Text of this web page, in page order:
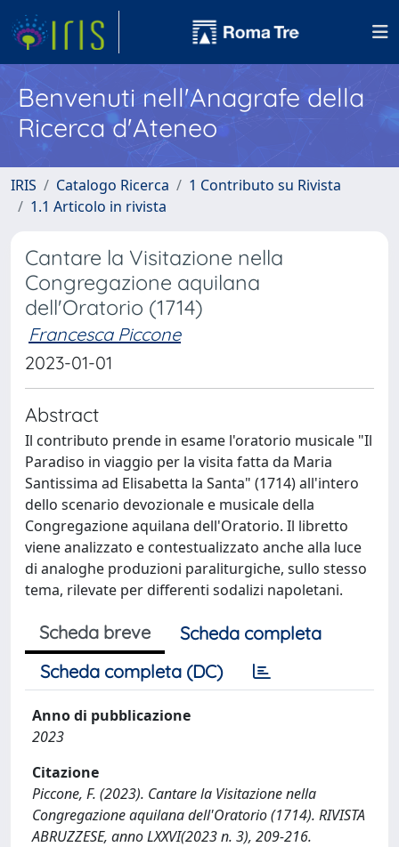
Benvenuti nell'Anagrafe della
Ricerca d'Ateneo
IRIS Catalogo Ricerca
1 Contributo su Rivista
1.1 Articolo in rivista
Cantare la Visitazione nella
Congregazione aquilana
dell'Oratorio (1714)
Francesca Piccone
2023-01-01
Abstract
Il contributo prende in esame l'oratorio musicale "Il
Paradiso in viaggio per la visita fatta da Maria
Santissima ad Elisabetta la Santa" (1714) all'intero
dello scenario devozionale e musicale della
Congregazione aquilana dell'Oratorio. Il libretto
viene analizzato e contestualizzato anche alla luce
di analoghe produzioni paraliturgiche, sullo stesso
tema, rilevate per differenti sodalizi napoletani.
Scheda breve
Scheda completa
Scheda completa (DC)
Anno di pubblicazione
2023
Citazione
Piccone, F. (2023). Cantare la Visitazione nella
Congregazione aquilana dell'Oratorio (1714). RIVISTA
ABRUZZESE, anno LXXVI(2023 n. 3), 209-216.